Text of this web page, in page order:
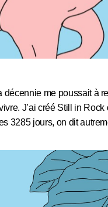
décennie me poussait à
J’ai créé Still in Rock
3285 jours, on dit